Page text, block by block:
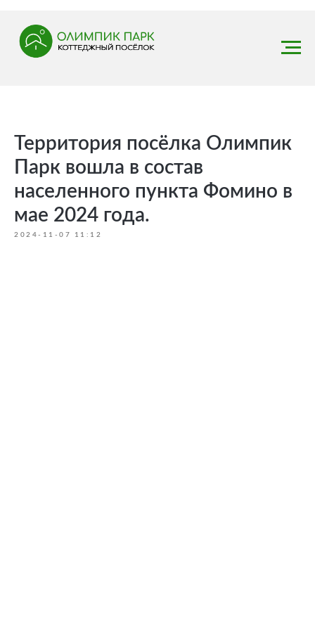
Территория посёлка Олимпик
Парк вошла в состав
населенного пункта Фомино в
мае 2024 года.
2024-11-07 11:12